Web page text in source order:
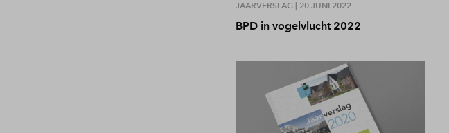
JAARVERSLAG | 20 JUNI 2022
BPD in vogelvlucht 2022